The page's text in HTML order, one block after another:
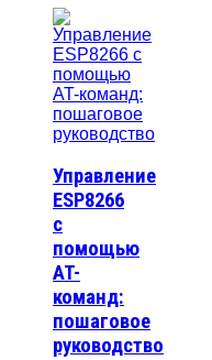
Управление
ESP8266
с
помощью
AT-
команд:
пошаговое
руководство